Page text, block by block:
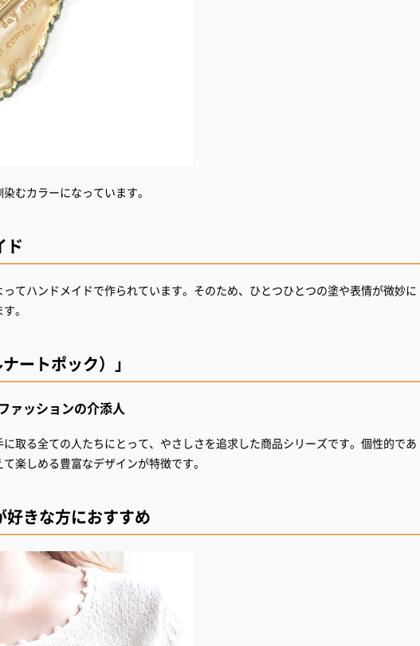
むカラーになっています。
ド
てハンドメイドで作られています。そのため、ひとつひとつの塗や表情が微妙に
。
ートポック）」
ァッションの介添人
に取る全ての人たちにとって、やさしさを追求した商品シリーズです。個性的であ
楽しめる豊富なデザインが特徴です。
きな方におすすめ